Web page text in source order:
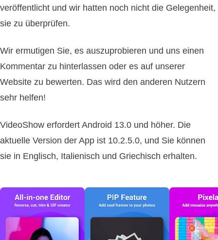
veröffentlicht und wir hatten noch nicht die Gelegenheit,
sie zu überprüfen.
Wir ermutigen Sie, es auszuprobieren und uns einen
Kommentar zu hinterlassen oder es auf unserer
Website zu bewerten. Das wird den anderen Nutzern
sehr helfen!
VideoShow erfordert Android 13.0 und höher. Die
aktuelle Version der App ist 10.2.5.0, und Sie können
sie in Englisch, Italienisch und Griechisch erhalten.